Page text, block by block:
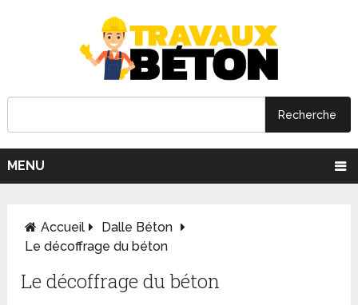
MENU
Accueil
Dalle Béton
Le décoffrage du béton
Le décoffrage du béton